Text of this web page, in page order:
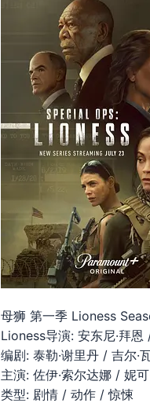
母狮 第一季 Lioness
Lioness导演: 安东尼·拜恩
编剧: 泰勒·谢里丹 / 吉尔·
主演: 佐伊·索尔达娜 / 妮
类型: 剧情 / 动作 / 惊悚